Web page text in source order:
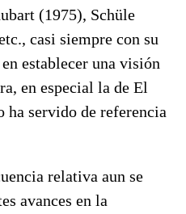
(1975), Schüle
casi siempre con su
establecer una visión
en especial la de El
ha servido de referencia
relativa aun se
avances en la